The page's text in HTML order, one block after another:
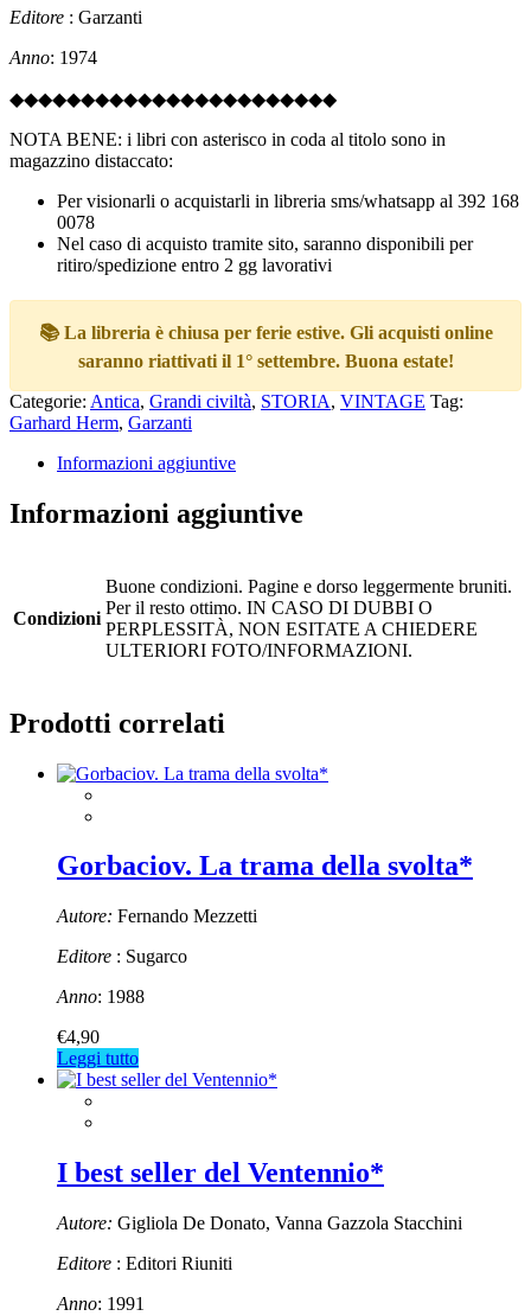
Editore : Garzanti
Anno: 1974
◆◆◆◆◆◆◆◆◆◆◆◆◆◆◆◆◆◆◆◆◆◆◆
NOTA BENE: i libri con asterisco in coda al titolo sono in
magazzino distaccato:
Per visionarli o acquistarli in libreria sms/whatsapp al 392 168
0078
Nel caso di acquisto tramite sito, saranno disponibili per
ritiro/spedizione entro 2 gg lavorativi
📚 La libreria è chiusa per ferie estive. Gli acquisti online
saranno riattivati il 1° settembre. Buona estate!
Categorie: Antica, Grandi civiltà, STORIA, VINTAGE Tag:
Garhard Herm, Garzanti
Informazioni aggiuntive
Informazioni aggiuntive
Condizioni
Buone condizioni. Pagine e dorso leggermente bruniti.
Per il resto ottimo. IN CASO DI DUBBI O
PERPLESSITÀ, NON ESITATE A CHIEDERE
ULTERIORI FOTO/INFORMAZIONI.
Prodotti correlati
Gorbaciov. La trama della svolta*
Autore: Fernando Mezzetti
Editore : Sugarco
Anno: 1988
€4,90
Leggi tutto
I best seller del Ventennio*
Autore: Gigliola De Donato, Vanna Gazzola Stacchini
Editore : Editori Riuniti
Anno: 1991